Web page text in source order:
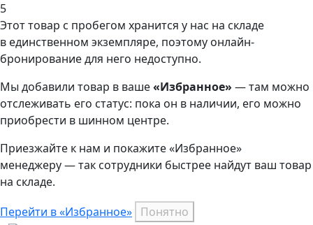
5
Этот товар с пробегом хранится у нас на складе
в единственном экземпляре, поэтому онлайн-
бронирование для него недоступно.
Мы добавили товар в ваше«Избранное» — там можно
отслеживать его статус: пока он в наличии, его можно
приобрести в шинном центре.
Приезжайте к нам и покажите «Избранное»
менеджеру — так сотрудники быстрее найдут ваш товар
на складе.
Перейти в «Избранное» Понятно